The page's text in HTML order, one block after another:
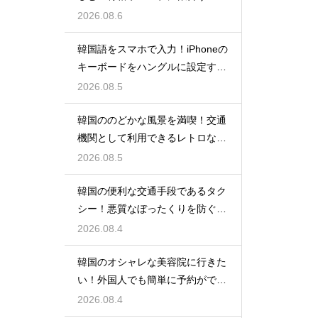
イルの特徴
2026.08.6
韓国語をスマホで入力！iPhoneの
キーボードをハングルに設定する
手順
2026.08.5
韓国ののどかな風景を満喫！交通
機関として利用できるレトロな観
光の馬車
2026.08.5
韓国の便利な交通手段であるタク
シー！悪質なぼったくりを防ぐ確
実な対策
2026.08.4
韓国のオシャレな美容院に行きた
い！外国人でも簡単に予約ができ
るアプリ
2026.08.4